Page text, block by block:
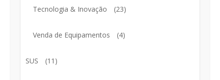
Tecnologia & Inovação (23)
Venda de Equipamentos (4)
SUS (11)